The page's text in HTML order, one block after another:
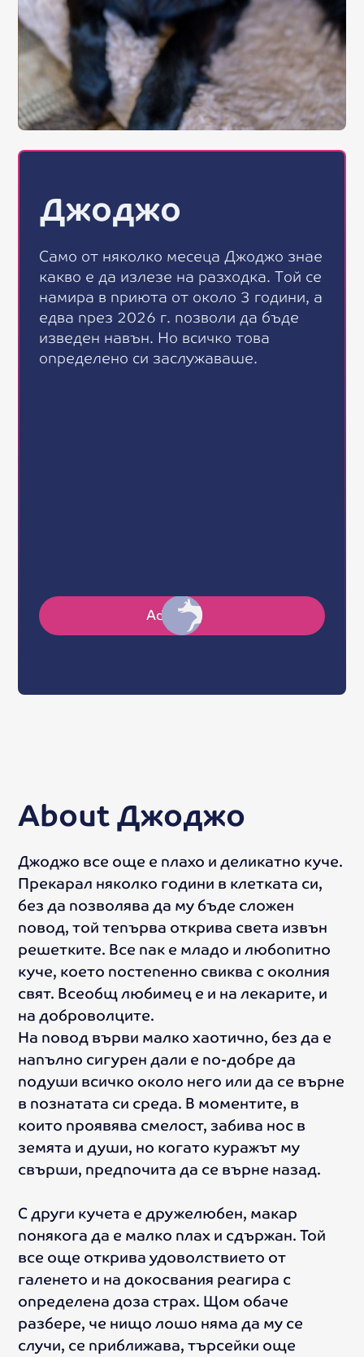
Джоджо
Само от няколко месеца Джоджо знае
какво е да излезе на разходка. Той се
намира в приюта от около 3 години, а
едва през 2026 г. позволи да бъде
изведен навън. Но всичко това
определено си заслужаваше.
Adopt
AboutДжоджо
Джоджо все още е плахо и деликатно куче.
Прекарал няколко години в клетката си,
без да позволява да му бъде сложен
повод, той тепърва открива света извън
решетките. Все пак е младо и любопитно
куче, което постепенно свиква с околния
свят. Всеобщ любимец е и на лекарите, и
на доброволците.
На повод върви малко хаотично, без да е
напълно сигурен дали е по-добре да
подуши всичко около него или да се върне
в познатата си среда. В моментите, в
които проявява смелост, забива нос в
земята и души, но когато куражът му
свърши, предпочита да се върне назад.
С други кучета е дружелюбен, макар
понякога да е малко плах и сдържан. Той
все още открива удоволствието от
галенето и на докосвания реагира с
определена доза страх. Щом обаче
разбере, че нищо лошо няма да му се
случи, се приближава, търсейки още